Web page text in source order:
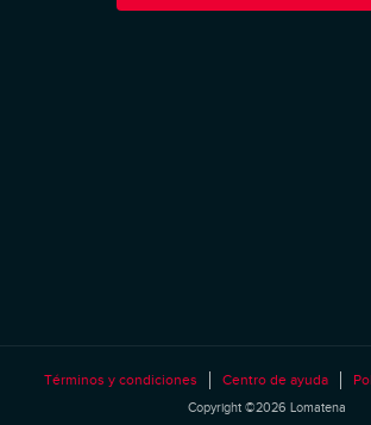
Términos y condiciones Centro de ayuda
Copyright ©2026 Lomatena